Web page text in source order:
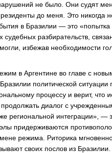
не было. Они судят
до меня. Это никогда
в Бразилии — это «попытка
судебных разбирательств,
избежав необходимости
в Аргентине во главе с
политической ситуации
процессу и верит, что
диалог с
региональной интеграции»,
придерживаются
режима. Риторика
своих послов из